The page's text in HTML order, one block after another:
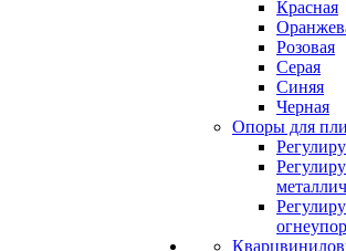
Красная
Розовая
Серая
Синяя
Черная
Опоры для